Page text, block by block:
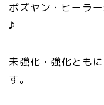
ボズヤン・ヒーラ
♪
未強化・強化とも
す。